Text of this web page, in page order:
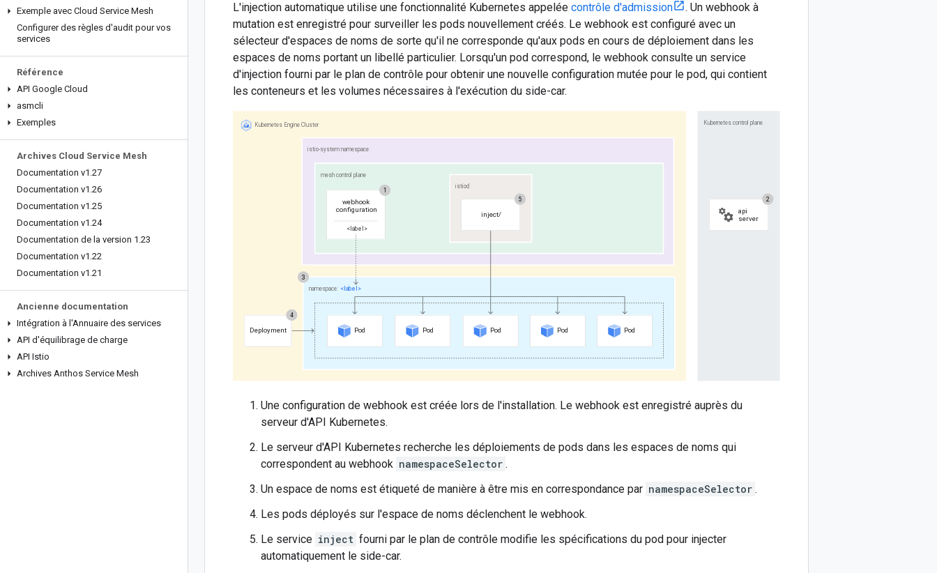
Exemple avec Cloud Service Mesh
Configurer des règles d'audit pour vos
services
Référence
API Google Cloud
asmcli
Exemples
Archives Cloud Service Mesh
Documentation v1 .27
Documentation v1 .26
Documentation v1 .25
Documentation v1 .24
Documentation de la version 1 .23
Documentation v1 .22
Documentation v1 .21
Ancienne documentation
Intégration à l'Annuaire des services
API d'équilibrage de charge
API Istio
Archives Anthos Service Mesh
L'injection automatique utilise une fonctionnalité Kubernetes appelée contrôle d'admission
. Un webhook à
mutation est enregistré pour surveiller les pods nouvellement créés. Le webhook est configuré avec un
sélecteur d'espaces de noms de sorte qu'il ne corresponde qu'aux pods en cours de déploiement dans les
espaces de noms portant un libellé particulier. Lorsqu'un pod correspond, le webhook consulte un service
d'injection fourni par le plan de contrôle pour obtenir une nouvelle configuration mutée pour le pod, qui contient
les conteneurs et les volumes nécessaires à l'exécution du side-car.
Une configuration de webhook est créée lors de l'installation. Le webhook est enregistré auprès du
serveur d'API Kubernetes.
Le serveur d'API Kubernetes recherche les déploiements de pods dans les espaces de noms qui
correspondent au webhook namespaceSelector .
Un espace de noms est étiqueté de manière à être mis en correspondance par namespaceSelector .
Les pods déployés sur l'espace de noms déclenchent le webhook.
Le service inject fourni par le plan de contrôle modifie les spécifications du pod pour injecter
automatiquement le side-car.